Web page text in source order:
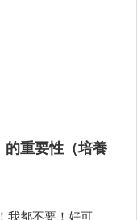
的重要性（培養
我都不要！好可